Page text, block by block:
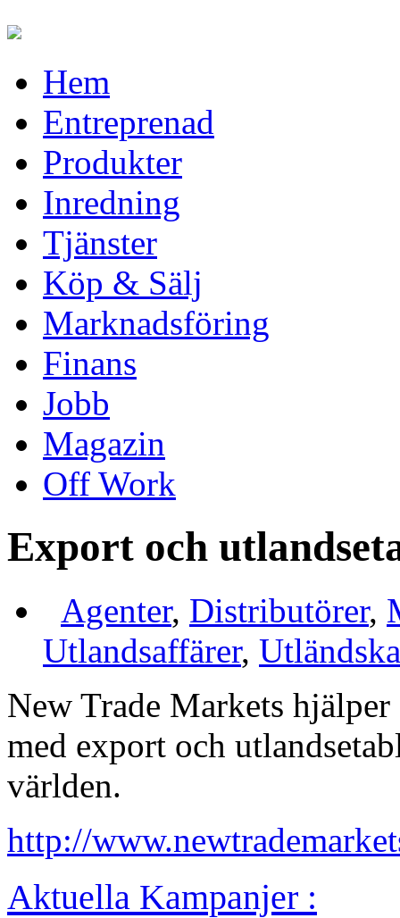
Hem
Entreprenad
Produkter
Inredning
Tjänster
Köp & Sälj
Marknadsföring
Finans
Jobb
Magazin
Off Work
Export och
Agenter, Distributörer,
Utlandsaffärer,
New Trade Markets
med export och
världen.
http://
Aktuella Kampanjer :